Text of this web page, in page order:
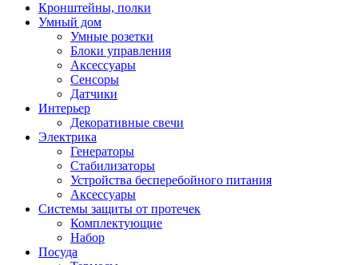
Кронштейны, полки
Умный дом
Умные розетки
Блоки управления
Аксессуары
Сенсоры
Датчики
Интерьер
Декоративные свечи
Электрика
Генераторы
Стабилизаторы
Устройства бесперебойного питания
Аксессуары
Системы защиты от протечек
Комплектующие
Набор
Посуда